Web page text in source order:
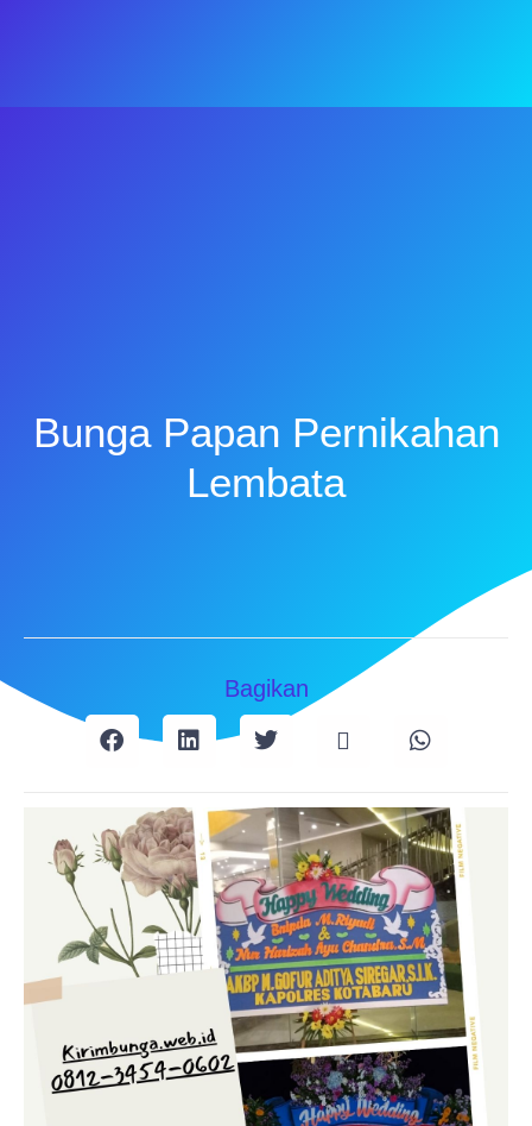
Bunga Papan Pernikahan
Lembata
Bagikan